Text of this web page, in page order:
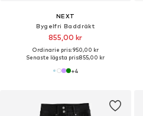
NEXT
Bygelfri Baddräkt
855,00 kr
Ordinarie pris: 950,00 kr
Senaste lägsta pris:855,00 kr
+4